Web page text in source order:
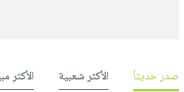
صدر حديثاً الأكثر شعبية الأكثر